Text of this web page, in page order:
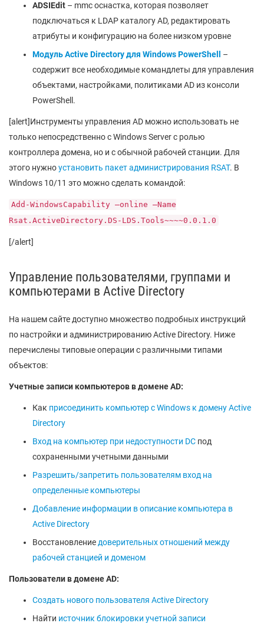
ADSIEdit – mmc оснастка, которая позволяет
подключаться к LDAP каталогу AD, редактировать
атрибуты и конфигурацию на более низком уровне
Модуль Active Directory для Windows PowerShell
–
содержит все необходимые командлеты для управления
объектами, настройками, политиками AD из консоли
PowerShell.
[alert]Инструменты управления AD можно использовать не
только непосредственно с Windows Server с ролью
контроллера домена, но и с обычной рабочей станции. Для
этого нужноустановить пакет администрирования RSAT. В
Windows 10/11 это можно сделать командой:
Add-WindowsCapability –online –Name
Rsat.ActiveDirectory.DS-LDS.Tools~~~~0.0.1.0
[/alert]
Управление пользователями, группами и
компьютерами в Active Directory
На нашем сайте доступно множество подробных инструкций
по настройки и администрированию Active Directory. Ниже
перечислены типовые операции с различными типами
объектов:
Учетные записи компьютеров в домене AD:
Как присоединить компьютер с Windows к домену Active
Directory
Вход на компьютер при недоступности DC под
сохраненными учетными данными
Разрешить/запретить пользователям вход на
определенные компьютеры
Добавление информации в описание компьютера в
Active Directory
Восстановление доверительных отношений между
рабочей станцией и доменом
Пользователи в домене AD:
Создать нового пользователя Active Directory
Найти источник блокировки учетной записи